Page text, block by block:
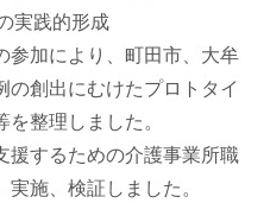
実践的形成
参加により、町田市、大牟
の創出にむけたプロトタイ
整理しました。
援するための介護事業所職
施、検証しました。